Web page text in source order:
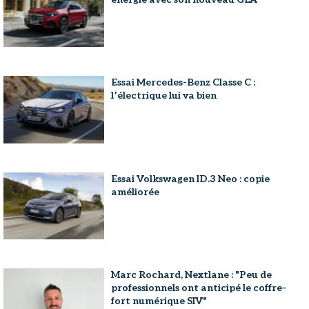
Essai Mercedes-Benz Classe C :
l’électrique lui va bien
Essai Volkswagen ID.3 Neo : copie
améliorée
Marc Rochard, Nextlane : "Peu de
professionnels ont anticipé le coffre-
fort numérique SIV"